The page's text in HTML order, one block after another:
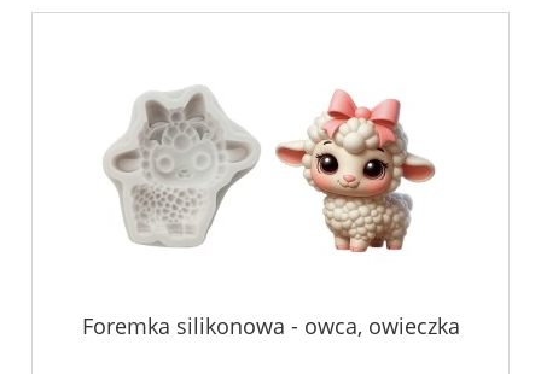
Foremka silikonowa - owca, owieczka